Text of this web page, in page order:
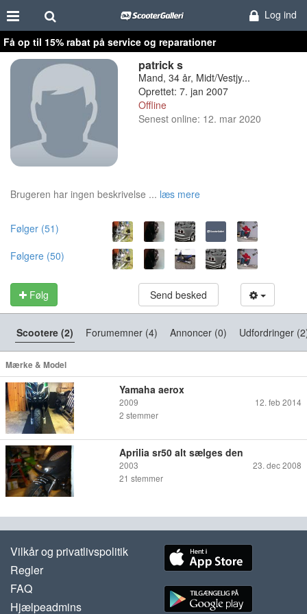
Log ind
Få op til 15% rabat på service og reparationer
patrick s
Mand, 34 år, Midt/Vestjy...
Oprettet: 7. jan 2007
Offline
Senest online: 12. mar 2020
Brugeren har ingen beskrivelse ... læs mere
Følger (51)
Følgere (50)
Følg Send besked
Scootere (2) Forumemner (4) Annoncer (0) Udfordringer
Mærke & Model
Yamaha aerox
2009
12. feb 2014
2 stemmer
Aprilia sr50 alt sælges den
2003
23. dec 2008
21 stemmer
Vilkår og privatlivspolitik
Regler
FAQ
Hjælpeadmins